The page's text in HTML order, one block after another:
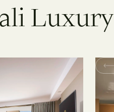
ali Luxury